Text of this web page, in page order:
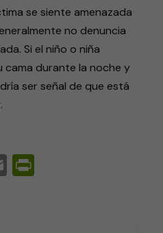
se siente amenazada
no denuncia
Si el niño o niña
cama durante la noche y
ser señal de que está
Email